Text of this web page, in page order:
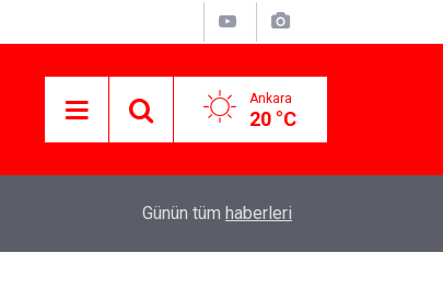
Ankara
20 °C
Günün tüm haberleri